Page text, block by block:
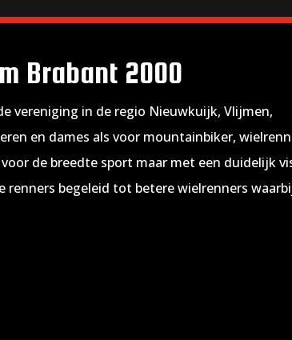
Brabant 2000
vereniging in de regio Nieuwkuijk, Vlijmen,
en dames als voor mountainbiker,
de breedte sport maar met een duidelijk
begeleid tot betere wielrenners